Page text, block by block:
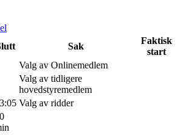
Sak
Faktisk
start
Valg av Onlinemedlem
Valg av tidligere
hovedstyremedlem
Valg av ridder